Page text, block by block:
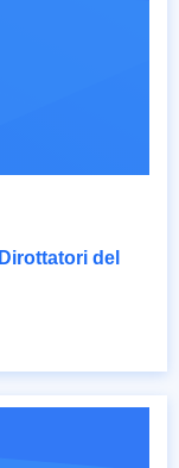
Dirottatori del